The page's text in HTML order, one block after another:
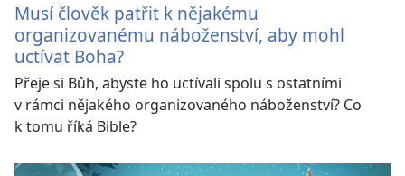
Musí člověk patřit k nějakému
organizovanému náboženství, aby mohl
uctívat Boha?
Přeje si Bůh, abyste ho uctívali spolu s ostatními
v rámci nějakého organizovaného náboženství? Co
k tomu říká Bible?